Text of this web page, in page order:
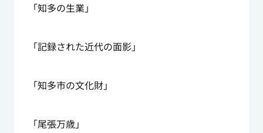
「知多の生業」
「記録された近代の面影」
「知多市の文化財」
「尾張万歳」